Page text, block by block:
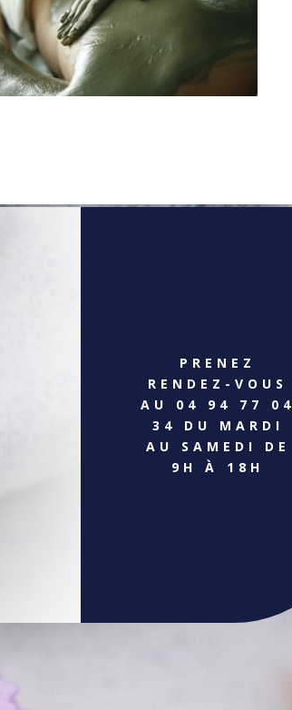
PRENEZ
RENDEZ-VOUS
AU 04 94 77 04
34 DU MARDI
AU SAMEDI DE
9H À 18H